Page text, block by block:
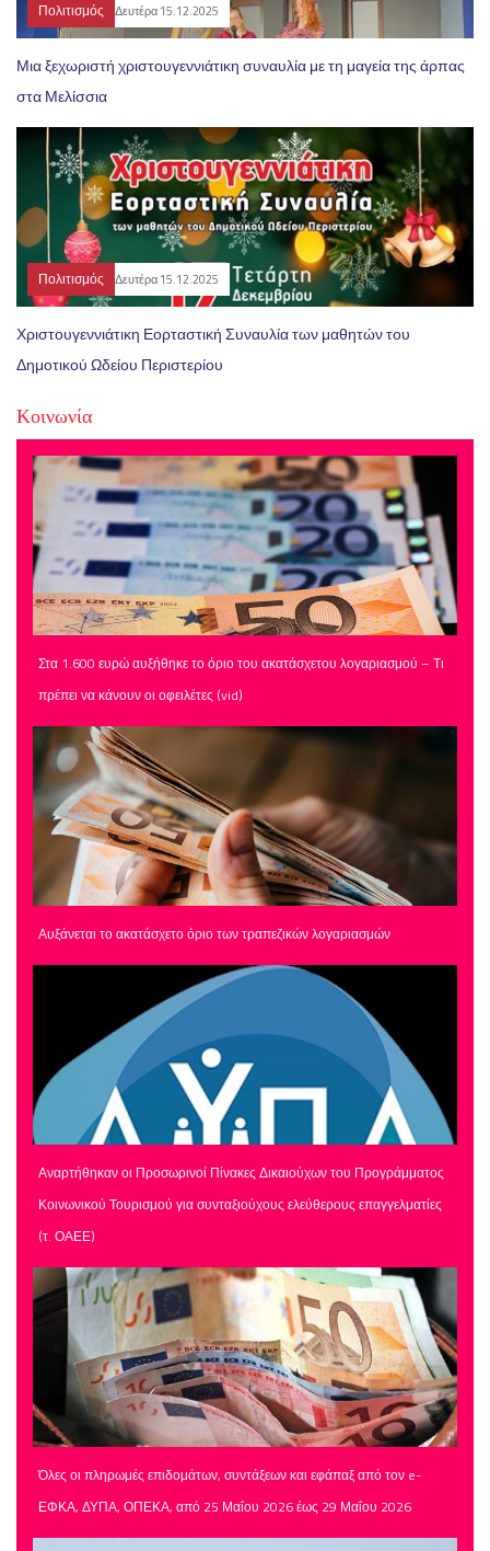
Πολιτισμός Δευτέρα 15.12.2025
Μια ξεχωριστή χριστουγεννιάτικη συναυλία με τη μαγεία της άρπας
στα Μελίσσια
Πολιτισμός Δευτέρα 15.12.2025
Χριστουγεννιάτικη Εορταστική Συναυλία των μαθητών του
Δημοτικού Ωδείου Περιστερίου
Κοινωνία
Στα 1.600 ευρώ αυξήθηκε το όριο του ακατάσχετου λογαριασμού – Τι
πρέπει να κάνουν οι οφειλέτες (vid)
Αυξάνεται το ακατάσχετο όριο των τραπεζικών λογαριασμών
Αναρτήθηκαν οι Προσωρινοί Πίνακες Δικαιούχων του Προγράμματος
Κοινωνικού Τουρισμού για συνταξιούχους ελεύθερους επαγγελματίες
(τ. ΟΑΕΕ)
Όλες οι πληρωμές επιδομάτων, συντάξεων και εφάπαξ από τον e-
ΕΦΚΑ, ΔΥΠΑ, ΟΠΕΚΑ, από 25 Μαΐου 2026 έως 29 Μαΐου 2026